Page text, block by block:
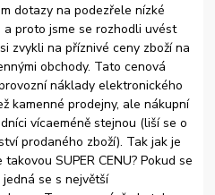
dotazy na podezřele nízké
proto jsme se rozhodli uvést
zvykli na příznivé ceny zboží na
obchody. Tato cenová
náklady elektronického
kamenné prodejny, ale nákupní
vícaeméně stejnou (liší se o
prodaného zboží). Tak jak je
SUPER CENU? Pokud se
se s největší